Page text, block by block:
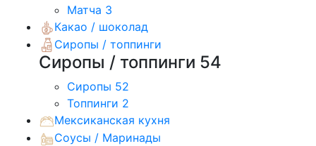
Матча 3
Какао / шоколад
Сиропы / топпинги
Сиропы / топпинги 54
Сиропы 52
Топпинги 2
Мексиканская кухня
Соусы / Маринады